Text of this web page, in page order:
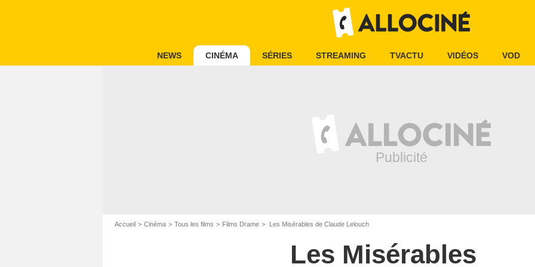
NEWS CINÉMA SÉRIES STREAMING TVACTU VIDÉOS VOD
Accueil Cinéma Tous les films Films Drame Les Misérables de Claude Lelouch
Les Misérables